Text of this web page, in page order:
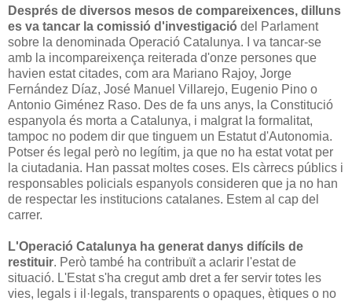
Després de diversos mesos de compareixences, dilluns
es va tancar la comissió d'investigació del Parlament
sobre la denominada Operació Catalunya. I va tancar-se
amb la incompareixença reiterada d'onze persones que
havien estat citades, com ara Mariano Rajoy, Jorge
Fernández Díaz, José Manuel Villarejo, Eugenio Pino o
Antonio Giménez Raso. Des de fa uns anys, la Constitució
espanyola és morta a Catalunya, i malgrat la formalitat,
tampoc no podem dir que tinguem un Estatut d'Autonomia.
Potser és legal però no legítim, ja que no ha estat votat per
la ciutadania. Han passat moltes coses. Els càrrecs públics i
responsables policials espanyols consideren que ja no han
de respectar les institucions catalanes. Estem al cap del
carrer.
L'Operació Catalunya ha generat danys difícils de
restituir. Però també ha contribuït a aclarir l'estat de
situació. L'Estat s'ha cregut amb dret a fer servir totes les
vies, legals i il·legals, transparents o opaques, ètiques o no